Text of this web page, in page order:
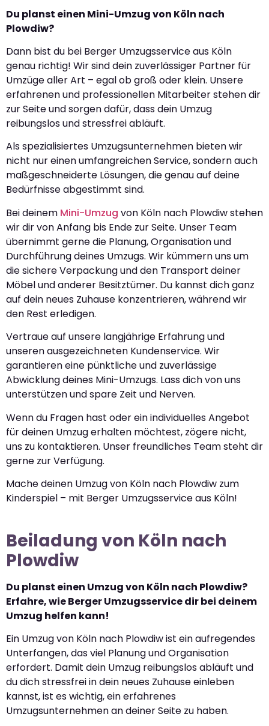
Du planst einen Mini-Umzug von Köln nach
Plowdiw?
Dann bist du bei Berger Umzugsservice aus Köln
genau richtig! Wir sind dein zuverlässiger Partner für
Umzüge aller Art – egal ob groß oder klein. Unsere
erfahrenen und professionellen Mitarbeiter stehen dir
zur Seite und sorgen dafür, dass dein Umzug
reibungslos und stressfrei abläuft.
Als spezialisiertes Umzugsunternehmen bieten wir
nicht nur einen umfangreichen Service, sondern auch
maßgeschneiderte Lösungen, die genau auf deine
Bedürfnisse abgestimmt sind.
Bei deinem Mini-Umzug von Köln nach Plowdiw stehen
wir dir von Anfang bis Ende zur Seite. Unser Team
übernimmt gerne die Planung, Organisation und
Durchführung deines Umzugs. Wir kümmern uns um
die sichere Verpackung und den Transport deiner
Möbel und anderer Besitztümer. Du kannst dich ganz
auf dein neues Zuhause konzentrieren, während wir
den Rest erledigen.
Vertraue auf unsere langjährige Erfahrung und
unseren ausgezeichneten Kundenservice. Wir
garantieren eine pünktliche und zuverlässige
Abwicklung deines Mini-Umzugs. Lass dich von uns
unterstützen und spare Zeit und Nerven.
Wenn du Fragen hast oder ein individuelles Angebot
für deinen Umzug erhalten möchtest, zögere nicht,
uns zu kontaktieren. Unser freundliches Team steht dir
gerne zur Verfügung.
Mache deinen Umzug von Köln nach Plowdiw zum
Kinderspiel – mit Berger Umzugsservice aus Köln!
Beiladung von Köln nach
Plowdiw
Du planst einen Umzug von Köln nach Plowdiw?
Erfahre, wie Berger Umzugsservice dir bei deinem
Umzug helfen kann!
Ein Umzug von Köln nach Plowdiw ist ein aufregendes
Unterfangen, das viel Planung und Organisation
erfordert. Damit dein Umzug reibungslos abläuft und
du dich stressfrei in dein neues Zuhause einleben
kannst, ist es wichtig, ein erfahrenes
Umzugsunternehmen an deiner Seite zu haben.